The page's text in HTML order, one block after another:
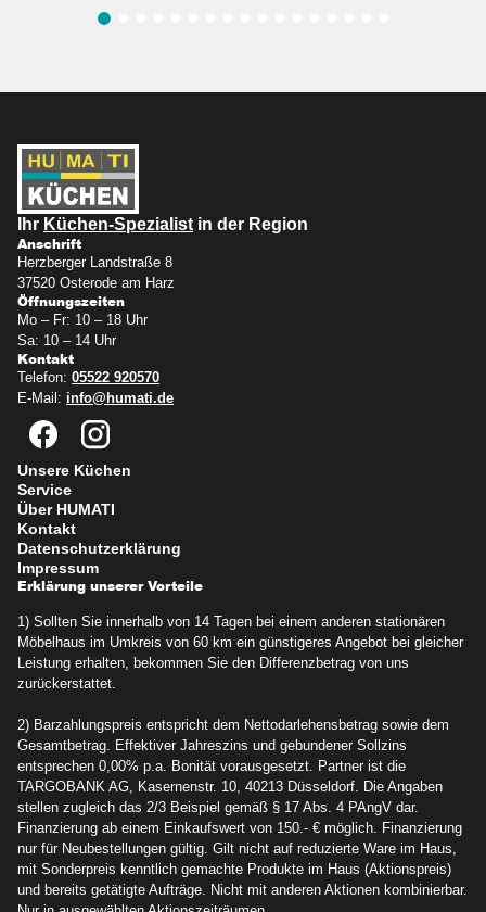
Ihr Küchen-Spezialist in der Region
Anschrift
Herzberger Landstraße 8
37520 Osterode am Harz
Öffnungszeiten
Mo – Fr: 10 – 18 Uhr
Sa: 10 – 14 Uhr
Kontakt
Telefon: 05522 920570
E-Mail: info@humati.de
Unsere Küchen
Service
Über HUMATI
Kontakt
Datenschutzerklärung
Impressum
Erklärung unserer Vorteile
1) Sollten Sie innerhalb von 14 Tagen bei einem anderen stationären
Möbelhaus im Umkreis von 60 km ein günstigeres Angebot bei gleicher
Leistung erhalten, bekommen Sie den Differenzbetrag von uns
zurückerstattet.
2) Barzahlungspreis entspricht dem Nettodarlehensbetrag sowie dem
Gesamtbetrag. Effektiver Jahreszins und gebundener Sollzins
entsprechen 0,00% p.a. Bonität vorausgesetzt. Partner ist die
TARGOBANK AG, Kasernenstr. 10, 40213 Düsseldorf. Die Angaben
stellen zugleich das 2/3 Beispiel gemäß § 17 Abs. 4 PAngV dar.
Finanzierung ab einem Einkaufswert von 150.- € möglich. Finanzierung
nur für Neubestellungen gültig. Gilt nicht auf reduzierte Ware im Haus,
mit Sonderpreis kenntlich gemachte Produkte im Haus (Aktionspreis)
und bereits getätigte Aufträge. Nicht mit anderen Aktionen kombinierbar.